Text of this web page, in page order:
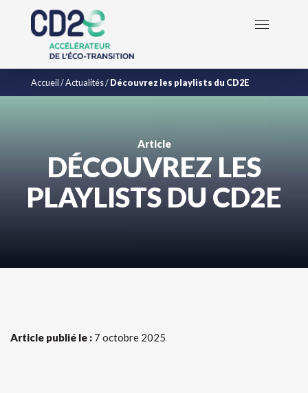
Accueil/Actualités/Découvrez les playlists du CD2E
Article
DÉCOUVREZ LES
PLAYLISTS DU CD2E
Article publié le : 7 octobre 2025